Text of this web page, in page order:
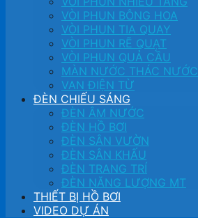
VÒI PHUN BÔNG HOA
VÒI PHUN TIA QUAY
VÒI PHUN RẼ QUẠT
VÒI PHUN QUẢ CẦU
MÀN NƯỚC THÁC NƯỚC
VAN ĐIỆN TỪ
ĐÈN CHIẾU SÁNG
ĐÈN ÂM NƯỚC
ĐÈN HỒ BƠI
ĐÈN SÂN VƯỜN
ĐÈN SÂN KHẤU
ĐÈN TRANG TRÍ
ĐÈN NĂNG LƯỢNG MT
THIẾT BỊ HỒ BƠI
VIDEO DỰ ÁN